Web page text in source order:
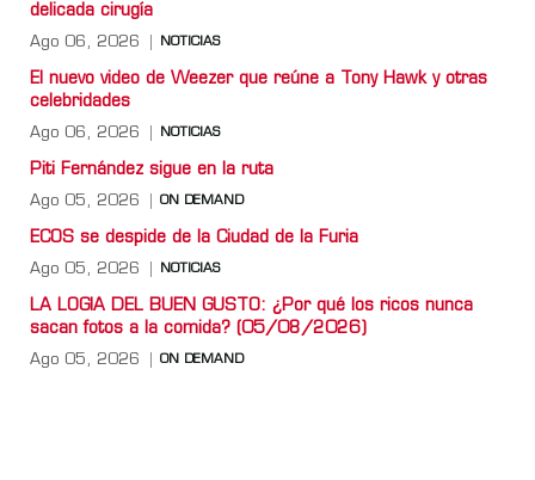
delicada cirugía
Ago 06, 2026 NOTICIAS
El nuevo video de Weezer que reúne a Tony Hawk y otras
celebridades
Ago 06, 2026 NOTICIAS
Piti Fernández sigue en la ruta
Ago 05, 2026 ON DEMAND
ECOS se despide de la Ciudad de la Furia
Ago 05, 2026 NOTICIAS
LA LOGIA DEL BUEN GUSTO: ¿Por qué los ricos nunca
sacan fotos a la comida? (05/08/2026)
Ago 05, 2026 ON DEMAND